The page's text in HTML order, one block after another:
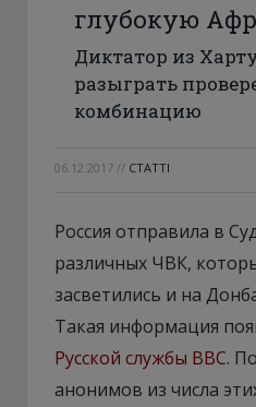
глубокую
Диктатор из
разыграть
комбинацию
06.12.2017 // СТАТТІ
Россия отправила в
различных ЧВК,
засветились и на
Такая информация
Русской службы BBC.
анонимов из числа